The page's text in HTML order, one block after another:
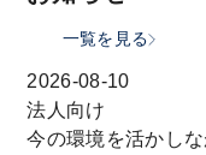
一覧を見る
2026-08-10
法人向け
今の環境を活かし